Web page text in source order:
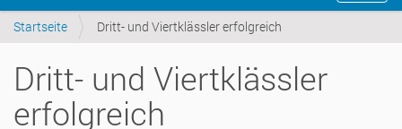
k
Startseite Dritt- und Viertklässler erfolgreich
Dritt- und Viertklässler
erfolgreich